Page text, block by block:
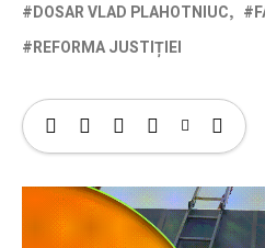
DOSAR VLAD PLAHOTNIUC
REFORMA JUSTIȚIEI